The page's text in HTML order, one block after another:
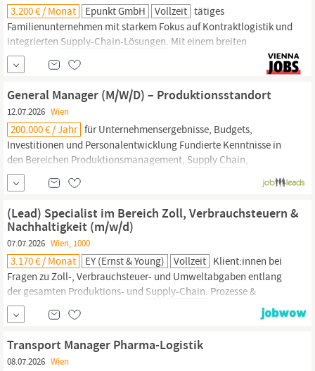
3.200 € / Monat Epunkt GmbH Vollzeit tätiges
Familienunternehmen mit starkem Fokus auf Kontraktlogistik und
integrierten Supply-Chain-Lösungen. Mit einem breiten
Standortnetzwerk werden maßgeschneiderte Logistikkonzepte
für Kunden aus unterschiedlichen Branchen umgesetzt. Dabei
verbindet das Unternehmen operative Logistikkompetenz mit
digitalen Lösungen zur effizienten Steuerung komplexer...
General Manager (M/W/D) – Produktionsstandort
12.07.2026 Wien
200.000 € / Jahr für Unternehmensergebnisse, Budgets,
Investitionen und Personalentwicklung Fundierte Kenntnisse in
den Bereichen Produktionsmanagement, Supply Chain,
Qualitätsmanagement sowie Health, Safety & Environment
Erfahrung in der Umsetzung von Transformations-, Lean-,
Unternehmerisches...
(Lead) Specialist im Bereich Zoll, Verbrauchsteuern &
Nachhaltigkeit (m/w/d)
07.07.2026 Wien, 1000
3.170 € / Monat EY (Ernst & Young) Vollzeit Klient:innen bei
Fragen zu Zoll-, Verbrauchsteuer- und Umweltabgaben entlang
der gesamten Produktions- und Supply-Chain. Prozesse &
Analyse: Du analysierst, optimierst und implementierst zoll- und
steuerrelevante Geschäftsprozesse auf Basis fundierter
Fachliche Expertise: Du berätst unter...
Transport Manager Pharma-Logistik
08.07.2026 Wien